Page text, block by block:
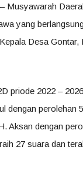
– Musyawarah
yang
Desa Gontar,
priode 2022 –
dengan perolehan
Aksan dengan
27 suara dan